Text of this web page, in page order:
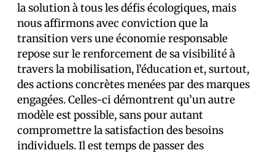
la solution à tous les défis écologiques, mais
nous affirmons avec conviction que la
transition vers une économie responsable
repose sur le renforcement de sa visibilité à
travers la mobilisation, l’éducation et, surtout,
des actions concrètes menées par des marques
engagées. Celles-ci démontrent qu’un autre
modèle est possible, sans pour autant
compromettre la satisfaction des besoins
individuels. Il est temps de passer des